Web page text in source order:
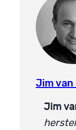
Jim van
Jim